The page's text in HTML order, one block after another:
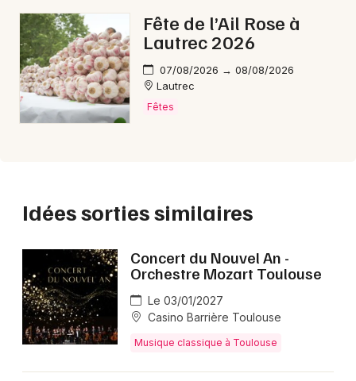
Fête de l’Ail Rose à
Lautrec 2026
07/08/2026 → 08/08/2026
Lautrec
Fêtes
Idées sorties similaires
Concert du Nouvel An -
Orchestre Mozart Toulouse
Le 03/01/2027
Casino Barrière Toulouse
Musique classique à Toulouse